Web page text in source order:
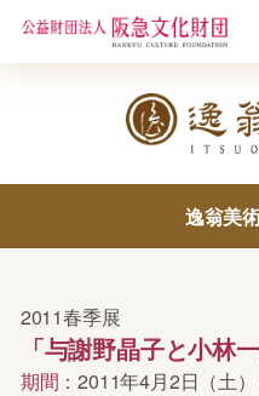
逸翁美
ミュージアムショップ
2011春季展
「与謝野晶子と小林一
期間：2011年4月2日（土）